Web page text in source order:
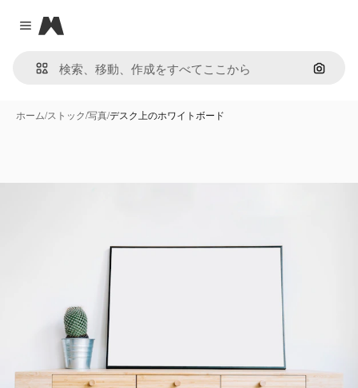
Close menu
Magnific
画像で
ホーム/ストック/写真/デスク上のホワイトボード